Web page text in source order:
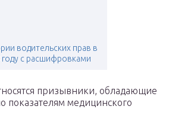
водительских прав в
году с расшифровками
призывники, обладающие
показателям медицинского